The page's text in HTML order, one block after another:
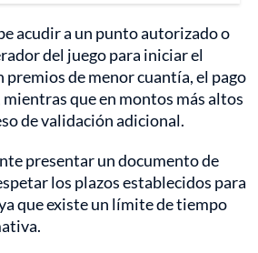
acudir a un punto autorizado o
del juego para iniciar el
premios de menor cuantía, el pago
que en montos más altos
de validación adicional.
presentar un documento de
los plazos establecidos para
que existe un límite de tiempo